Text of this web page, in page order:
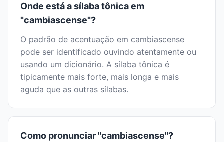
Onde está a sílaba tônica em
"cambiascense"?
O padrão de acentuação em cambiascense
pode ser identificado ouvindo atentamente ou
usando um dicionário. A sílaba tônica é
tipicamente mais forte, mais longa e mais
aguda que as outras sílabas.
Como pronunciar "cambiascense"?